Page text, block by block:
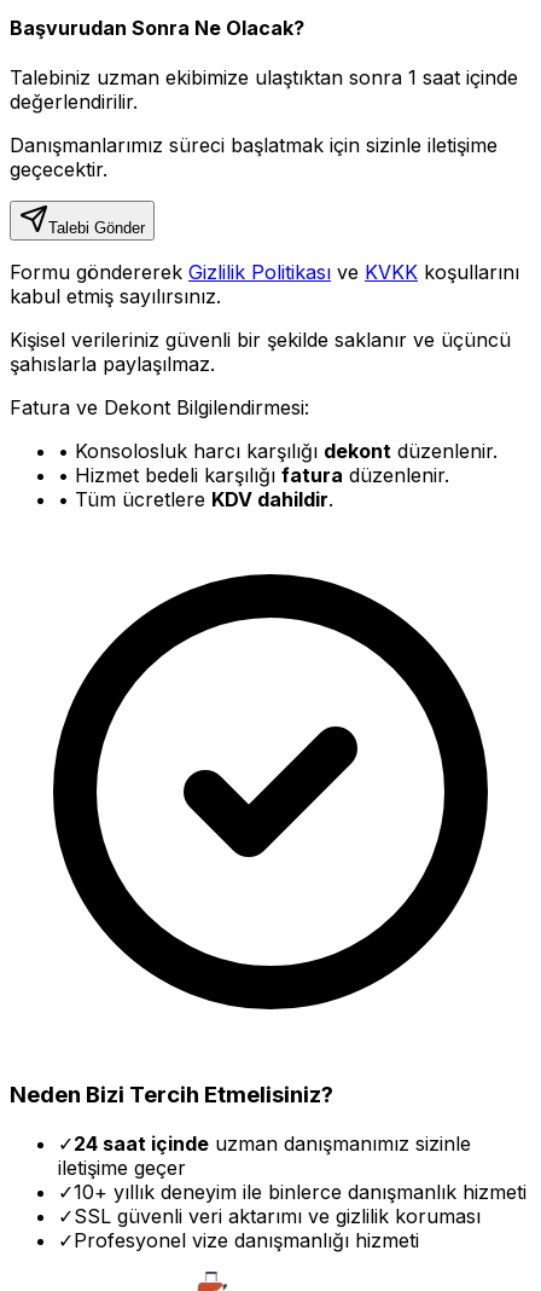
Başvurudan Sonra Ne Olacak?
Talebiniz uzman ekibimize ulaştıktan sonra 1 saat içinde
değerlendirilir.
Danışmanlarımız süreci başlatmak için sizinle iletişime
geçecektir.
Talebi Gönder
Formu göndererek Gizlilik Politikası ve KVKK koşullarını
kabul etmiş sayılırsınız.
Kişisel verileriniz güvenli bir şekilde saklanır ve üçüncü
şahıslarla paylaşılmaz.
Fatura ve Dekont Bilgilendirmesi:
• Konsolosluk harcı karşılığı dekont düzenlenir.
• Hizmet bedeli karşılığı fatura düzenlenir.
• Tüm ücretlere KDV dahildir.
Neden Bizi Tercih Etmelisiniz?
✓24 saat içinde uzman danışmanımız sizinle
iletişime geçer
✓10+ yıllık deneyim ile binlerce danışmanlık hizmeti
✓SSL güvenli veri aktarımı ve gizlilik koruması
✓Profesyonel vize danışmanlığı hizmeti